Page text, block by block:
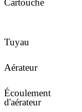
Tuyau
Aérateur
Écoulement
d'aérateur